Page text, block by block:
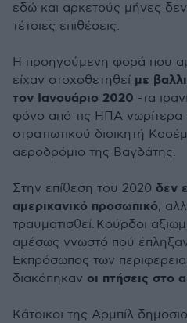
εδώ και αρκετούς μήνες
τέτοιες επιθέσεις.
Η προηγούμενη φορά που
είχαν στοχοθετηθεί με
τον Ιανουάριο 2020 -τα
φόνο από τις ΗΠΑ νωρίτερα
στρατιωτικού διοικητή
αεροδρόμιο της Βαγδάτης.
Στην επίθεση του 2020 δεν
αμερικανικό προσωπικό,
τραυματισθεί. Κούρδοι
αμέσως γνωστό πού
Εκπρόσωπος των
διακόπηκαν οι πτήσεις στο
Κάτοικοι της Αρμπίλ